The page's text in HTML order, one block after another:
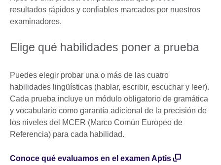
resultados rápidos y confiables marcados por nuestros
examinadores.
Elige qué habilidades poner a prueba
Puedes elegir probar una o más de las cuatro
habilidades lingüísticas (hablar, escribir, escuchar y leer).
Cada prueba incluye un módulo obligatorio de gramática
y vocabulario como garantía adicional de la precisión de
los niveles del MCER (Marco Común Europeo de
Referencia) para cada habilidad.
Conoce qué evaluamos en el examen Aptis